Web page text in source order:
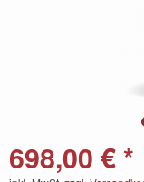
698,00 € *